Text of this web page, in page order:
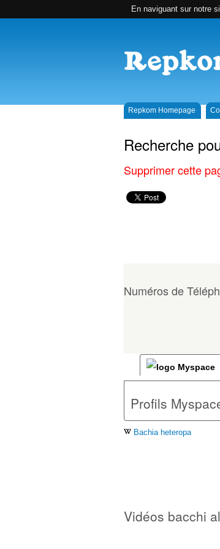
En naviguant sur notre
Repkom Homepage
Recherche
Supprimer cette
Numéros de
Profils
Bachia heteropa
Vidéos bacchi